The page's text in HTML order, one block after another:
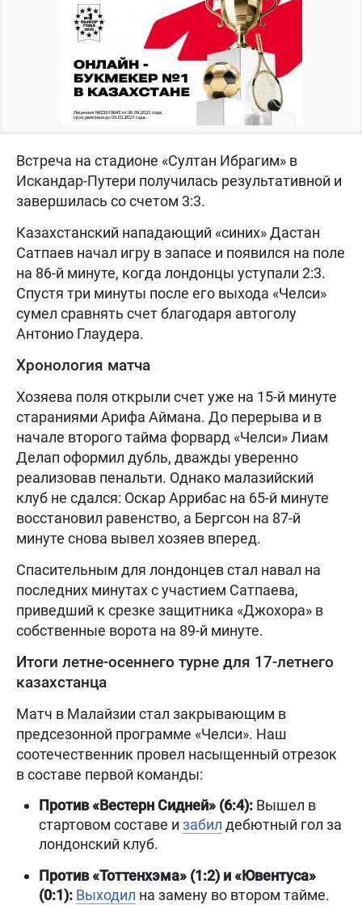
Встреча на стадионе «Султан Ибрагим» в
Искандар-Путери получилась результативной и
завершилась со счетом 3:3.
Казахстанский нападающий «синих» Дастан
Сатпаев начал игру в запасе и появился на поле
на 86-й минуте, когда лондонцы уступали 2:3.
Спустя три минуты после его выхода «Челси»
сумел сравнять счет благодаря автоголу
Антонио Глаудера.
Хронология матча
Хозяева поля открыли счет уже на 15-й минуте
стараниями Арифа Аймана. До перерыва и в
начале второго тайма форвард «Челси» Лиам
Делап оформил дубль, дважды уверенно
реализовав пенальти. Однако малазийский
клуб не сдался: Оскар Аррибас на 65-й минуте
восстановил равенство, а Бергсон на 87-й
минуте снова вывел хозяев вперед.
Спасительным для лондонцев стал навал на
последних минутах с участием Сатпаева,
приведший к срезке защитника «Джохора» в
собственные ворота на 89-й минуте.
Итоги летне-осеннего турне для 17-летнего
казахстанца
Матч в Малайзии стал закрывающим в
предсезонной программе «Челси». Наш
соотечественник провел насыщенный отрезок
в составе первой команды:
Против «Вестерн Сидней» (6:4): Вышел в
стартовом составе и забил дебютный гол за
лондонский клуб.
Против «Тоттенхэма» (1:2) и «Ювентуса»
(0:1): Выходил на замену во втором тайме.